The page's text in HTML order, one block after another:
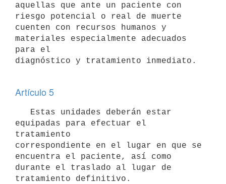
aquellas que ante un paciente con
riesgo potencial o real de muerte
cuenten con recursos humanos y
materiales especialmente adecuados
para el
diagnóstico y tratamiento inmediato.
Artículo 5
equipadas para efectuar el
tratamiento
correspondiente en el lugar en que se
encuentra el paciente, así como
durante el traslado al lugar de
tratamiento definitivo.